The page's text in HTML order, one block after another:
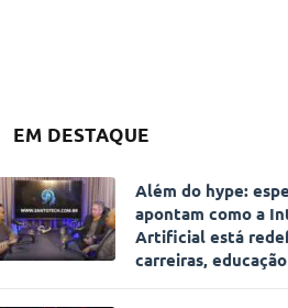
EM DESTAQUE
Além do hype:
apontam como a
Artificial está
carreiras,